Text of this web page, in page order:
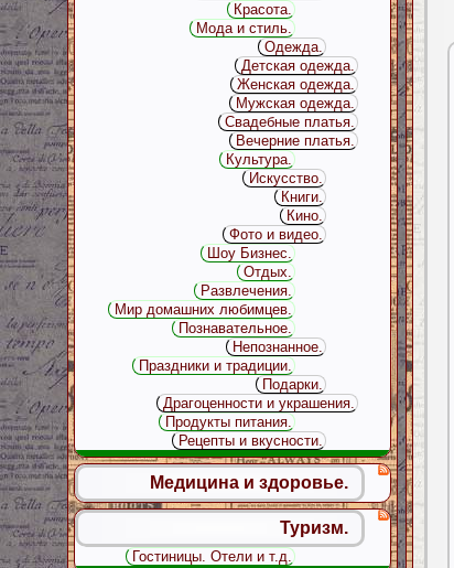
Красота.
Мода и стиль.
Одежда.
Детская одежда.
Женская одежда.
Мужская одежда.
Свадебные платья.
Вечерние платья.
Культура.
Искусство.
Книги.
Кино.
Фото и видео.
Шоу Бизнес.
Отдых.
Развлечения.
Мир домашних любимцев.
Познавательное.
Непознанное.
Праздники и традиции.
Подарки.
Драгоценности и украшения.
Продукты питания.
Рецепты и вкусности.
Медицина и здоровье.
Туризм.
Гостиницы. Отели и т.д.